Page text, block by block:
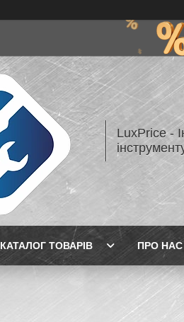
LuxPrice -
КАТАЛОГ ТОВАРІВ ПРО НАС